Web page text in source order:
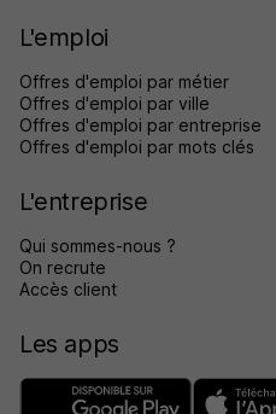
L'emploi
Offres d'emploi par métier
Offres d'emploi par ville
Offres d'emploi par entreprise
Offres d'emploi par mots clés
L'entreprise
Qui sommes-nous ?
On recrute
Accès client
Les apps